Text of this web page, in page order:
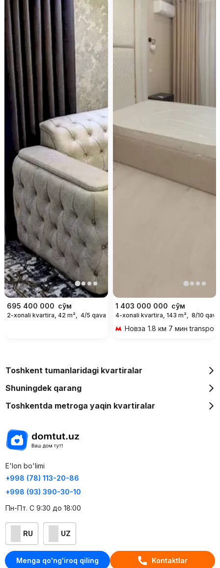
Menga qo'ng'iroq qiling Kontaktlar
695 400 000 сўм
2-xonali kvartira, 42 m², 4/5 qavat
1 403 000 000 сўм
4-xonali kvartira, 143 m², 8/10
Новза 1.8 км 7 мин
Toshkent tumanlaridagi kvartiralar
Shuningdek qarang
Toshkentda metroga yaqin kvartiralar
E'lon bo'limi
+998 (78) 113-20-86
+998 (93) 390-30-10
Пн-Пт. С 9:30 до 18:00
RU UZ
Kontaktlar